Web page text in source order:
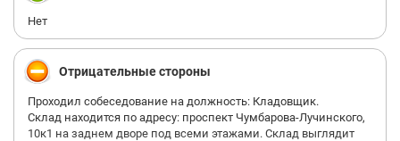
Нет
Отрицательные стороны
Проходил собеседование на должность: Кладовщик.
Склад находится по адресу: проспект Чумбарова-Лучинского,
10к1 на заднем дворе под всеми этажами. Склад выглядит